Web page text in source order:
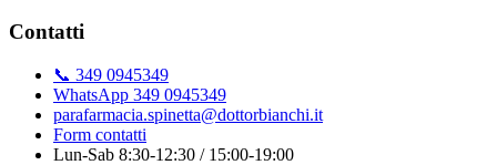
Contatti
📞 349 0945349
WhatsApp 349 0945349
parafarmacia.spinetta@dottorbianchi.it
Form contatti
Lun-Sab 8:30-12:30 / 15:00-19:00